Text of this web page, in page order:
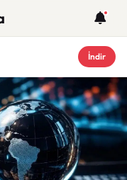
İndir